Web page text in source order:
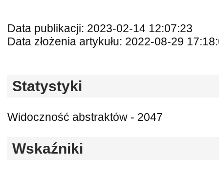
Data publikacji: 2023-02-14 12:07:23
Data złożenia artykułu: 2022-08-29
Statystyki
Widoczność abstraktów - 2047
Wskaźniki